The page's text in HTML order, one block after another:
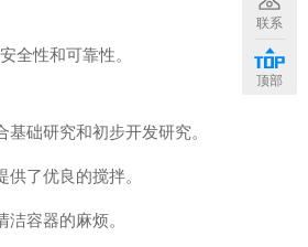
全性和可靠性。
础研究和初步开发研究。
了优良的搅拌。
容器的麻烦。
联系
顶部